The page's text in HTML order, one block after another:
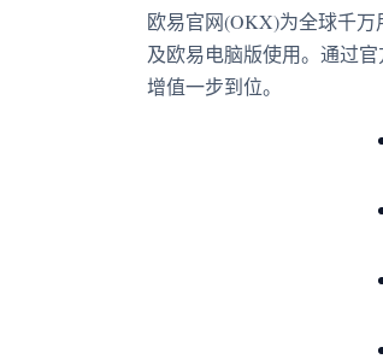
欧易官网(OKX)为全球千
及欧易电脑版使用。通过
增值一步到位。